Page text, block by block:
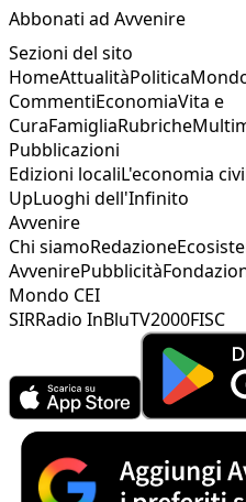
Abbonati ad Avvenire
Sezioni del sito
HomeAttualitàPolitica
CommentiEconomiaVita e
CuraFamigliaRubriche
Pubblicazioni
Edizioni localiL'economia
UpLuoghi dell'Infinito
Avvenire
Chi siamoRedazione
AvvenirePubblicità
Mondo CEI
SIRRadio InBluTV2000FISC